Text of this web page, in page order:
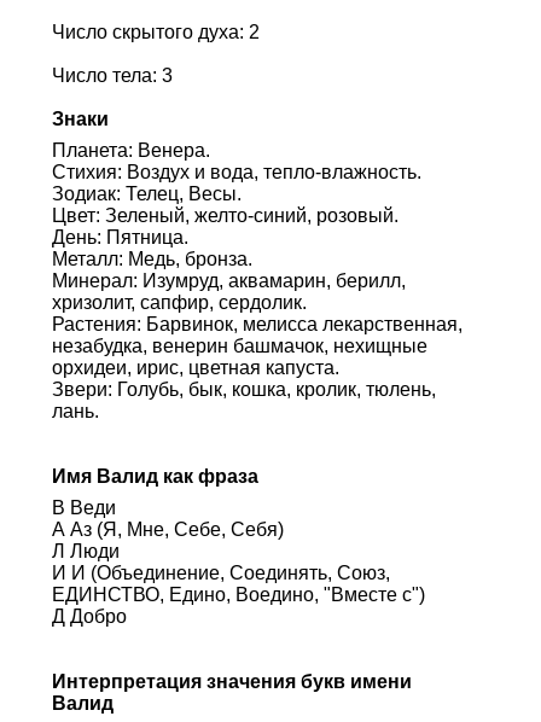
Число скрытого духа: 2
Число тела: 3
Знаки
Планета: Венера.
Стихия: Воздух и вода, тепло-влажность.
Зодиак: Телец, Весы.
Цвет: Зеленый, желто-синий, розовый.
День: Пятница.
Металл: Медь, бронза.
Минерал: Изумруд, аквамарин, берилл,
хризолит, сапфир, сердолик.
Растения: Барвинок, мелисса лекарственная,
незабудка, венерин башмачок, нехищные
орхидеи, ирис, цветная капуста.
Звери: Голубь, бык, кошка, кролик, тюлень,
лань.
Имя Валид как фраза
В Веди
А Аз (Я, Мне, Себе, Себя)
Л Люди
И И (Объединение, Соединять, Союз,
ЕДИНСТВО, Едино, Воедино, "Вместе с")
Д Добро
Интерпретация значения букв имени
Валид